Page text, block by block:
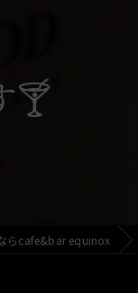
🍸️
らcafe&bar equinox